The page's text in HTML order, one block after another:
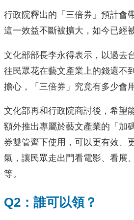
行政院釋出的「三倍券」預計會
這一效益不斷被擴大，如今已經
文化部部長李永得表示，以過去
往民眾花在藝文產業上的錢還不
擔心，「三倍券」究竟有多少會
文化部再和行政院商討後，希望
額外推出專屬於藝文產業的「加
券雙管齊下使用，可以更有效、
氣，讓民眾走出門看電影、看
等。
Q2：誰可以領？